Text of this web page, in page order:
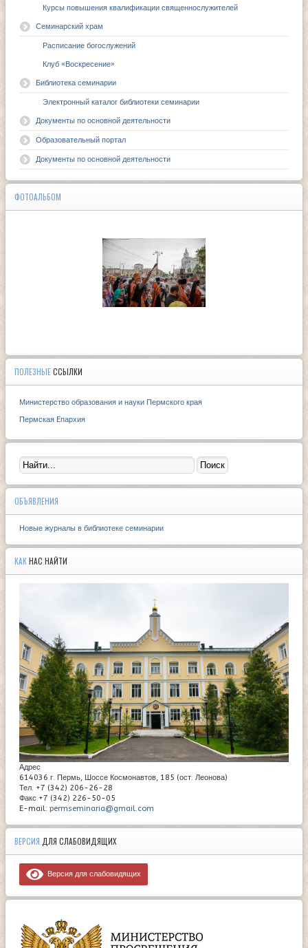
Курсы повышения квалификации священнослужителей
Семинарский храм
Расписание богослужений
Клуб «Воскресение»
Библиотека семинарии
Электронный каталог библиотеки семинарии
Документы по основной деятельности
Образовательный портал
Документы по основной деятельности
ФОТОАЛЬБОМ
ПОЛЕЗНЫЕССЫЛКИ
Министерство образования и науки Пермского края
Пермская Eпархия
ОБЪЯВЛЕНИЯ
Новые журналы в библиотеке семинарии
КАКНАС НАЙТИ
Адрес
614036 г. Пермь, Шоссе Космонавтов, 185 (ост. Леонова)
Тел. +7 (342) 206-26-28
Факс +7 (342) 226-50-05
E-mail: permseminaria@gmail.com
ВЕРСИЯ ДЛЯ СЛАБОВИДЯЩИХ
Версия для слабовидящих